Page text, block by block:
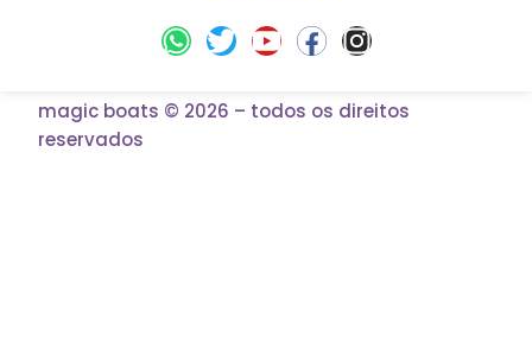
magic boats © 2026 – todos os direitos
reservados